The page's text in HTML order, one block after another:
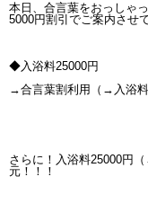
本日、合言葉をおっしゃ
5000円割引でご案内させ
◆入浴料25000円
→合言葉割利用（→入浴料
さらに！入浴料25000円
元！！！